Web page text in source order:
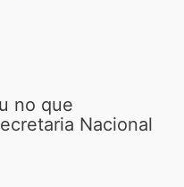
no que
Nacional